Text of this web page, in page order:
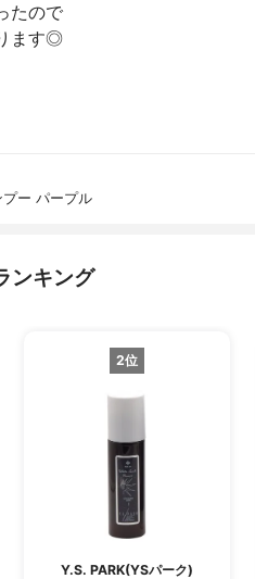
たので
ます◎
ー パープル
ンキング
2位
Y.S. PARK(YSパーク)